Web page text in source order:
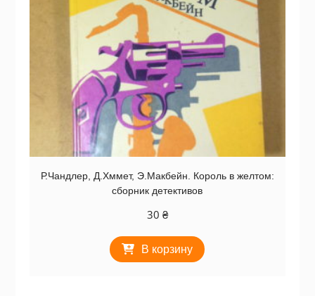
Р.Чандлер, Д.Хммет, Э.Макбейн. Король в желтом:
сборник детективов
30 ₴
В корзину